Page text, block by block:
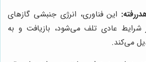
این فناوری، انرژی جنبشی گازهای
شرایط عادی تلف می‌شود، بازیافت و به
می‌کند.